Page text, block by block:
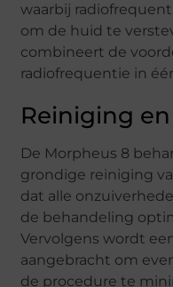
waarbij
om de huid te
combineert de
radiofrequentie in
Reiniging
De Morpheus 8
grondige reiniging
dat alle
de behandeling
Vervolgens wordt
aangebracht om
de procedure te